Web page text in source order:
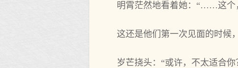
明霄茫然地看着她：“……这个
这还是他们第一次见面的时候
岁芒挠头：“或许，不太适合你